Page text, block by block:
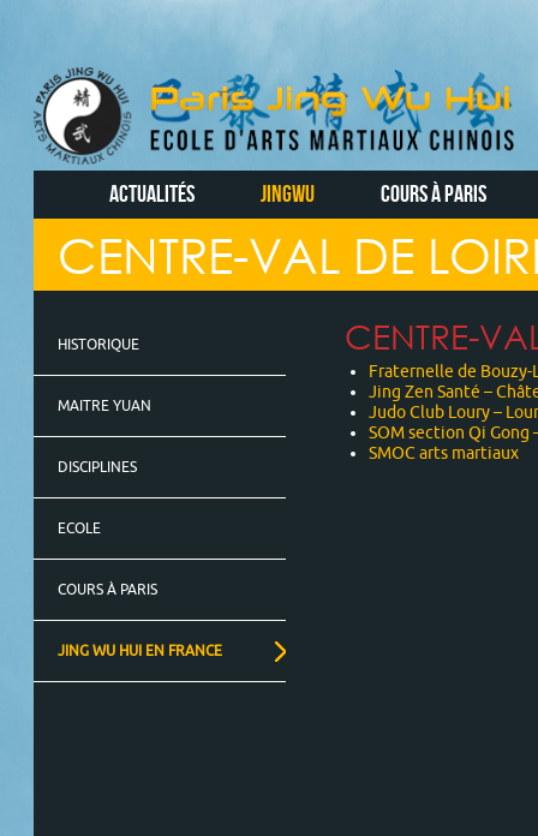
ACTUALITÉS JINGWU COURS À PARIS
CENTRE-VAL DE
HISTORIQUE
MAITRE YUAN
DISCIPLINES
ECOLE
COURS À PARIS
JING WU HUI EN FRANCE
CENTRE-
Fraternelle de Bouzy-
Jing Zen Santé –
Judo Club Loury –
SOM section Qi Gong
SMOC arts martiaux